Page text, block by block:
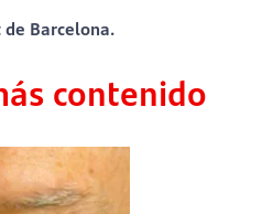
de Barcelona.
contenido